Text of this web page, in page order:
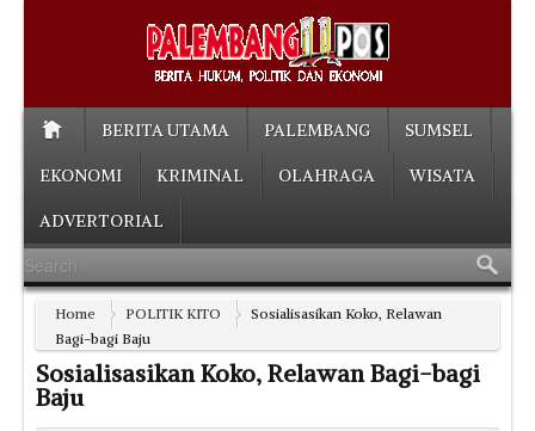
BERITA UTAMA PALEMBANG SUMSEL
EKONOMI KRIMINAL OLAHRAGA WISATA
ADVERTORIAL
Home POLITIK KITO
Sosialisasikan Koko, Relawan
Bagi-bagi Baju
Sosialisasikan Koko, Relawan Bagi-bagi
Baju